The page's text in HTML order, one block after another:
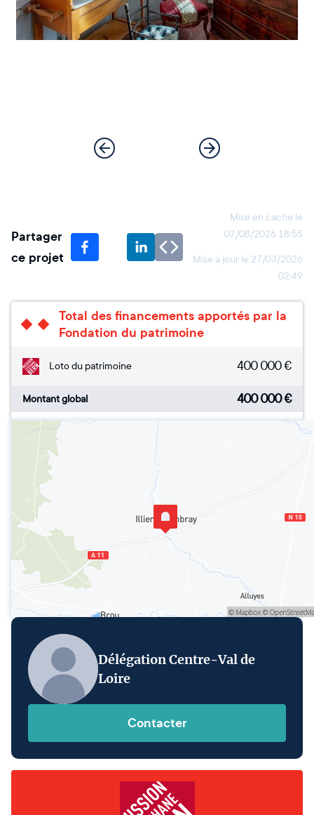
Partager
ce projet
Mise en cache le
07/08/2026 18:55
Mise à jour le 27/03/2026
02:49
Total des financements apportés par la
Fondation du patrimoine
Loto du patrimoine 400 000€
Montant global 400 000€
Délégation Centre-Val de
Loire
Contacter